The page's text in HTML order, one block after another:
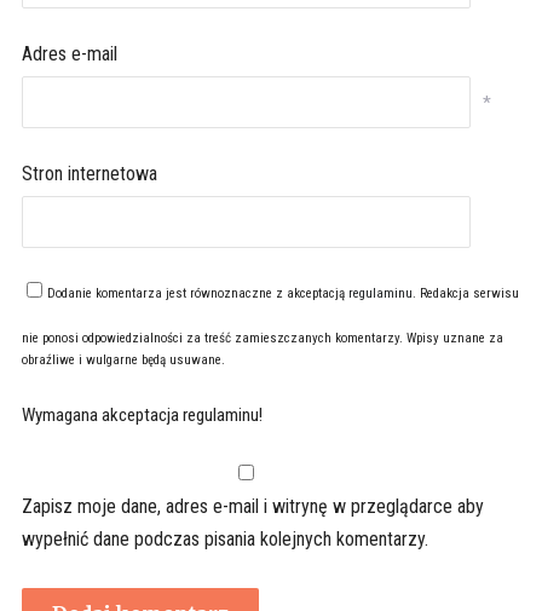
Adres e-mail
*
Stron internetowa
Dodanie komentarza jest równoznaczne z akceptacją regulaminu. Redakcja serwisu
nie ponosi odpowiedzialności za treść zamieszczanych komentarzy. Wpisy uznane za
obraźliwe i wulgarne będą usuwane.
Wymagana akceptacja regulaminu!
Zapisz moje dane, adres e-mail i witrynę w przeglądarce aby
wypełnić dane podczas pisania kolejnych komentarzy.